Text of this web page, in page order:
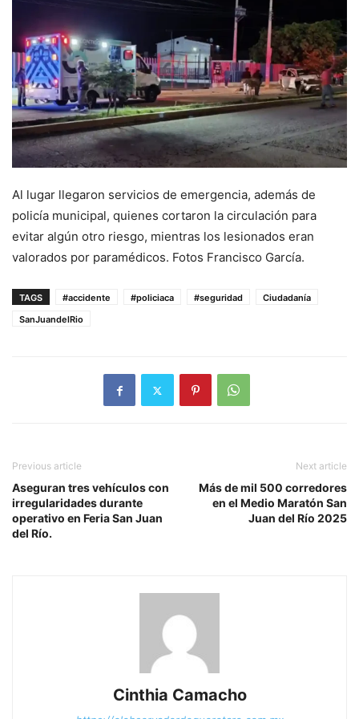
Al lugar llegaron servicios de emergencia, además de
policía municipal, quienes cortaron la circulación para
evitar algún otro riesgo, mientras los lesionados eran
valorados por paramédicos. Fotos Francisco García.
TAGS #accidente #policiaca #seguridad
Ciudadanía
SanJuandelRio
Previous article
Aseguran tres vehículos con
irregularidades durante
operativo en Feria San Juan
del Río.
Next article
Más de mil 500 corredores
en el Medio Maratón San
Juan del Río 2025
Cinthia Camacho